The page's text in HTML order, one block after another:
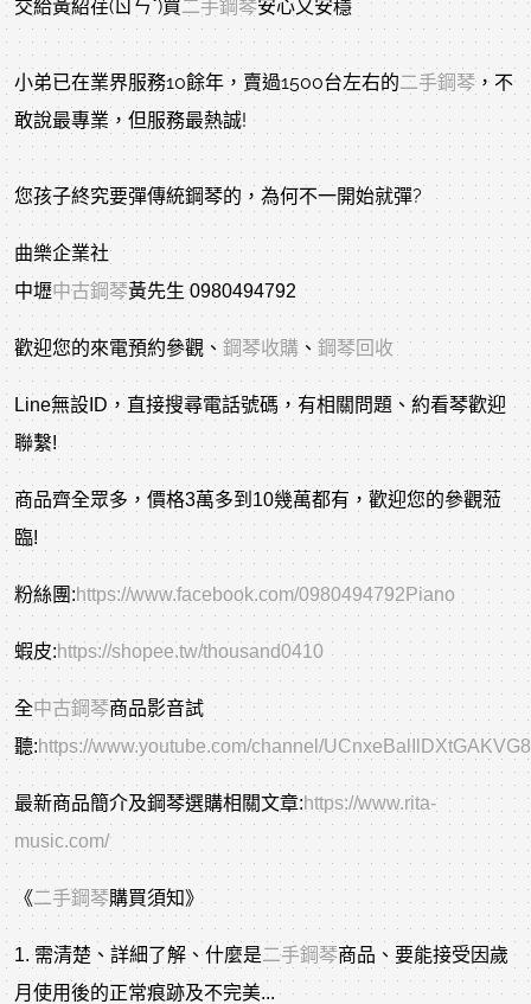
交給黃紹荏(ㄖㄣˇ)買二手鋼琴安心又安穩
小弟已在業界服務10餘年，賣過1500台左右的二手鋼琴，不
敢說最專業，但服務最熱誠!
您孩子終究要彈傳統鋼琴的，為何不一開始就彈?
曲樂企業社
中壢中古鋼琴黃先生 0980494792
歡迎您的來電預約參觀、 鋼琴收購 、 鋼琴回收
Line無設ID，直接搜尋電話號碼，有相關問題、約看琴歡迎
聯繫!
商品齊全眾多，價格3萬多到10幾萬都有，歡迎您的參觀蒞
臨!
粉絲團:https://www.facebook.com/0980494792Piano
蝦皮:https://shopee.tw/thousand0410
全中古鋼琴商品影音試
聽:https://www.youtube.com/channel/
最新商品簡介及鋼琴選購相關文章:https://www.rita-
music.com/
《二手鋼琴購買須知》
1. 需清楚、詳細了解、什麼是二手鋼琴商品、要能接受因歲
月使用後的正常痕跡及不完美...